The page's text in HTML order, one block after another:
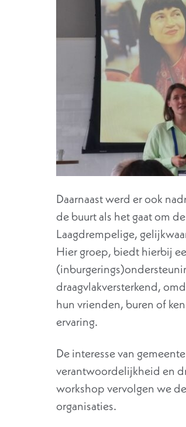
Daarnaast werd er ook
de buurt als het gaat om
Laagdrempelige,
Hier groep, biedt hierbij
draagvlakversterkend,
hun vrienden, buren of
ervaring.
De interesse van
verantwoordelijkheid en
workshop vervolgen we
organisaties.